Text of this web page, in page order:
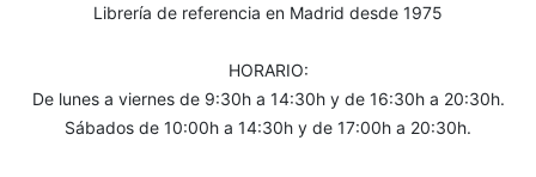
Librería de referencia en Madrid desde 1975
HORARIO:
De lunes a viernes de 9:30h a 14:30h y de 16:30h a 20:30h.
Sábados de 10:00h a 14:30h y de 17:00h a 20:30h.